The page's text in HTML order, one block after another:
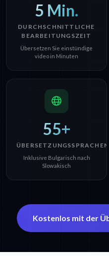
5 Min.
DURCHSCHNITTLICHE
BEARBEITUNGSZEIT
Übersetzen Sie einstündige
video in Minuten
55+
ÜBERSETZUNGSSPRACHEN
Inklusive Bulgarisch nach
Slowakisch
Kostenlos mit der